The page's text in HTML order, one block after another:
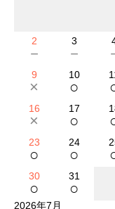
2
－
3
－
9
×
10
○
16
×
17
○
23
○
24
○
30
○
31
○
2026年7月